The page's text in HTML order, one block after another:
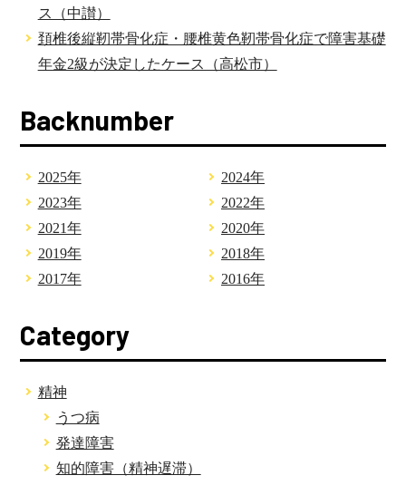
ス（中讃）
頚椎後縦靭帯骨化症・腰椎黄色靭帯骨化症で障害基礎
年金2級が決定したケース（高松市）
Backnumber
2025年
2024年
2023年
2022年
2021年
2020年
2019年
2018年
2017年
2016年
Category
精神
うつ病
発達障害
知的障害（精神遅滞）